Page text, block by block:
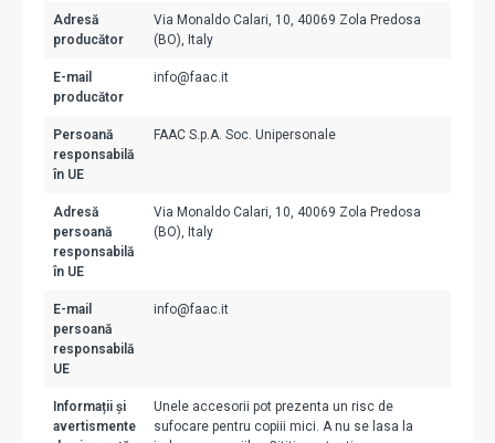
Adresă
producător
Via Monaldo Calari, 10, 40069 Zola Predosa
(BO), Italy
E-mail
producător
info@faac.it
Persoană
responsabilă
în UE
FAAC S.p.A. Soc. Unipersonale
Adresă
persoană
responsabilă
în UE
Via Monaldo Calari, 10, 40069 Zola Predosa
(BO), Italy
E-mail
persoană
responsabilă
UE
info@faac.it
Informații și
avertismente
Unele accesorii pot prezenta un risc de
sufocare pentru copiii mici. A nu se lasa la